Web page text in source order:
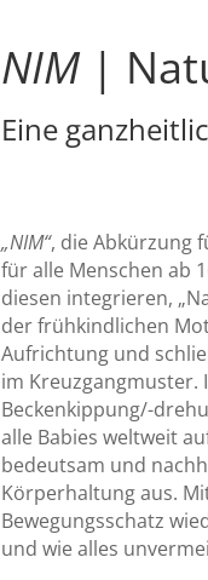
NIM|
Eine
„NIM“, die Abkürzung
für alle Menschen ab
diesen integrieren,
der frühkindlichen
Aufrichtung und
im
Beckenkippung/-
alle Babies weltweit
bedeutsam und
Körperhaltung aus.
Bewegungsschatz
und wie alles